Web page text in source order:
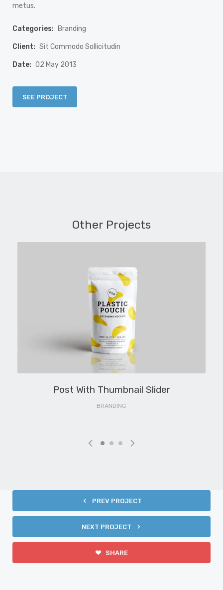
metus.
Categories: Branding
Client: Sit Commodo Sollicitudin
Date: 02 May 2013
SEE PROJECT
Other Projects
Post With Thumbnail Slider
BRANDING
PREV PROJECT
NEXT PROJECT
SHARE